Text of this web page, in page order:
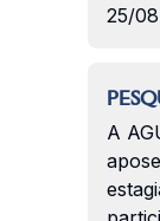
25/
A